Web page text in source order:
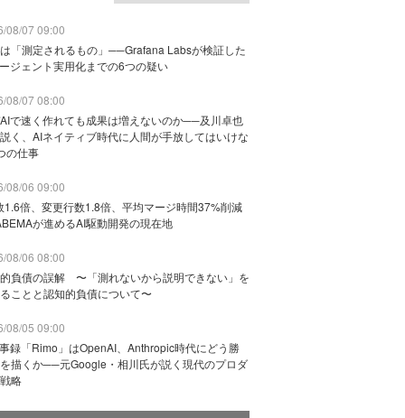
08/07 09:00
「測定されるもの」──Grafana Labsが検証した
ジェント実用化までの6つの疑い
08/07 08:00
で速く作れても成果は増えないのか──及川卓也
く、AIネイティブ時代に人間が手放してはいけな
の仕事
08/06 09:00
1.6倍、変更行数1.8倍、平均マージ時間37%削減
が進めるAI駆動開発の現在地
08/06 08:00
負債の誤解 〜「測れないから説明できない」を
ことと認知的負債について〜
08/05 09:00
録「Rimo」はOpenAI、Anthropic時代にどう勝
描くか──元Google・相川氏が説く現代のプロダ
略